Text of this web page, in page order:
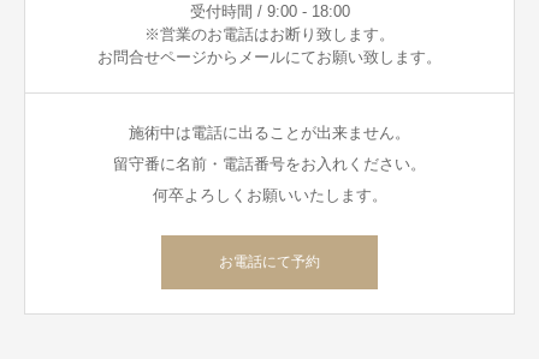
受付時間 / 9:00 - 18:00
※営業のお電話はお断り致します。
お問合せページからメールにてお願い致します。
施術中は電話に出ることが出来ません。
留守番に名前・電話番号をお入れください。
何卒よろしくお願いいたします。
お電話にて予約